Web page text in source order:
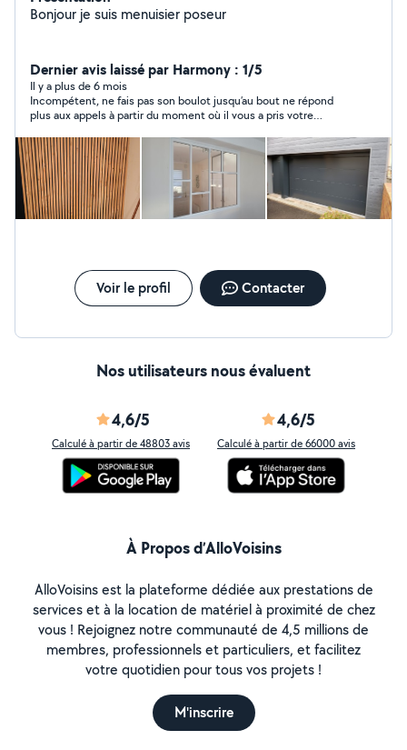
Bonjour je suis menuisier poseur
Dernier avis laissé par Harmony : 1/5
Il y a plus de 6 mois
Incompétent, ne fais pas son boulot jusqu’au bout ne répond
plus aux appels à partir du moment où il vous a pris votre
soeur qui a dû finir son boulot je déconseille !!!
Voir le profil Contacter
Nos utilisateurs nous évaluent
4,6/5
Calculé à partir de 48803 avis
4,6/5
Calculé à partir de 66000 avis
À Propos d’AlloVoisins
AlloVoisins est la plateforme dédiée aux prestations de
services et à la location de matériel à proximité de chez
vous ! Rejoignez notre communauté de 4,5 millions de
membres, professionnels et particuliers, et facilitez
votre quotidien pour tous vos projets !
M'inscrire